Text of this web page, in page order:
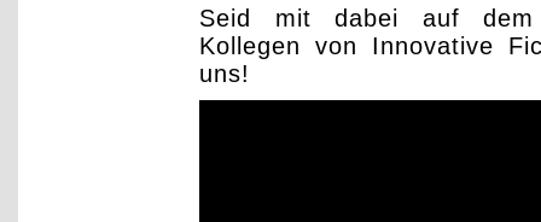
Seid mit dabei auf dem
Kollegen von Innovative
uns!